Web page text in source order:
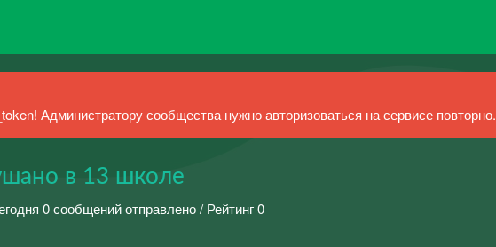
Администратору сообщества нужно авторизоваться на сервисе повторно.
в 13 школе
0 сообщений отправлено / Рейтинг 0